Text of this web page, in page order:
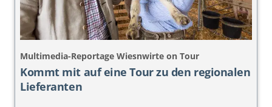
Kommt mit auf eine Tour zu den regionalen
Lieferanten
Multimedia-Reportage Wiesnwirte on Tour